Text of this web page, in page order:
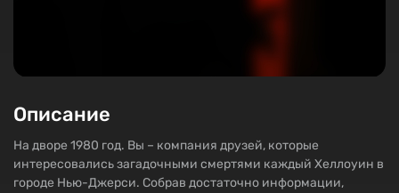
Описание
На дворе 1980 год. Вы – компания друзей, которые
интересовались загадочными смертями каждый Хеллоуин в
городе Нью-Джерси. Собрав достаточно информации,